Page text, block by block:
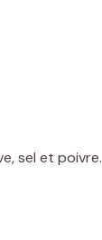
sel et poivre.